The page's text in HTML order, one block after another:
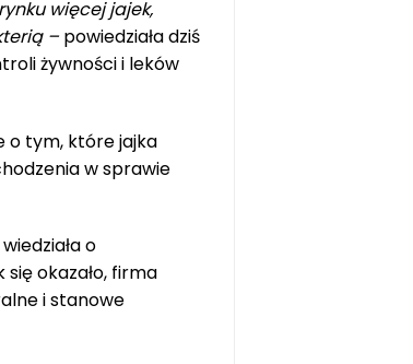
więcej jajek,
– powiedziała dziś
żywności i leków
o tym, które jajka
w sprawie
o
okazało, firma
i stanowe